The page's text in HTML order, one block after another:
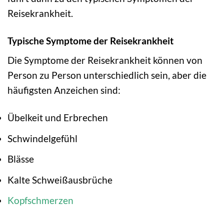
Reisekrankheit.
Typische Symptome der Reisekrankheit
Die Symptome der Reisekrankheit können von
Person zu Person unterschiedlich sein, aber die
häufigsten Anzeichen sind:
Übelkeit und Erbrechen
Schwindelgefühl
Blässe
Kalte Schweißausbrüche
Kopfschmerzen